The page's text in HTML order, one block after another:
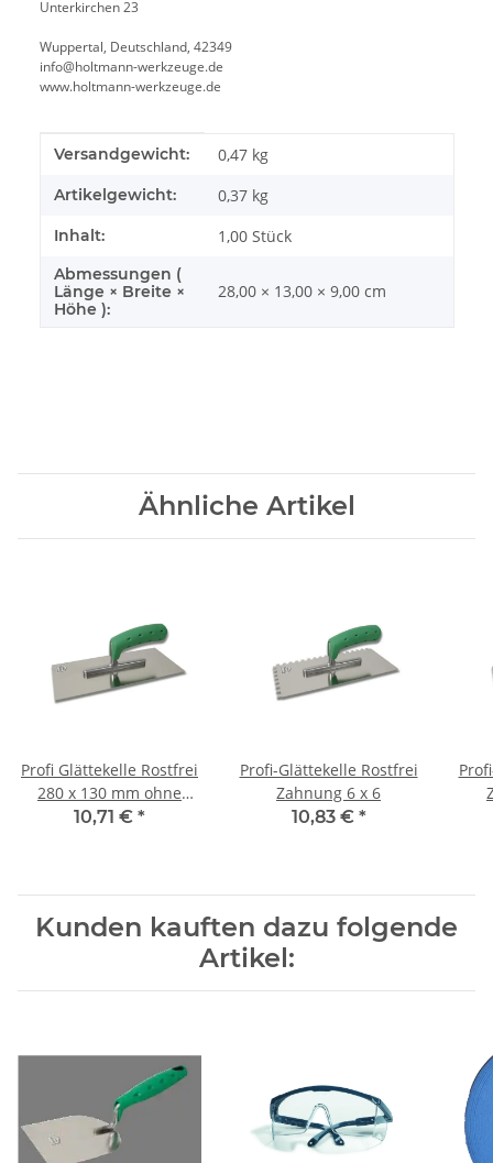
Unterkirchen 23
Wuppertal, Deutschland, 42349
info@holtmann-werkzeuge.de
www.holtmann-werkzeuge.de
Produkteigenschaft
Wert
Versandgewicht: 0,47 kg
Artikelgewicht: 0,37 kg
Inhalt: 1,00 Stück
Abmessungen (
Länge × Breite ×
Höhe ):
28,00 × 13,00 × 9,00 cm
Ähnliche Artikel
Profi Glättekelle Rostfrei
280 x 130 mm ohne
Zahnung
10,71 € *
Profi-Glättekelle Rostfrei
Zahnung 6 x 6
10,83 € *
Kunden kauften dazu folgende
Artikel: